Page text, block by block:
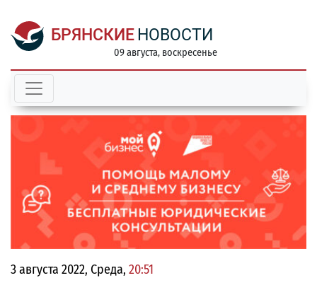
БРЯНСКИЕ НОВОСТИ
09 августа, воскресенье
3 августа 2022, Среда, 20:51